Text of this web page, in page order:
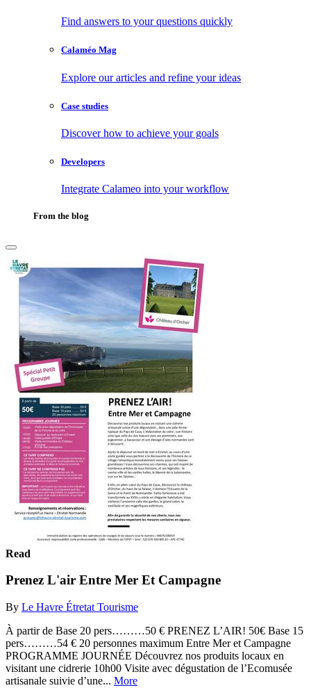
Find answers to your questions quickly
Calaméo Mag
Explore our articles and refine your ideas
Case studies
Discover how to achieve your goals
Developers
Integrate Calameo into your workflow
From the blog
Read
Prenez L'air Entre Mer Et Campagne
By Le Havre Étretat Tourisme
À partir de Base 20 pers………50 € PRENEZ L’AIR! 50€ Base 15
pers………54 € 20 personnes maximum Entre Mer et Campagne
PROGRAMME JOURNÉE Découvrez nos produits locaux en
visitant une cidrerie 10h00 Visite avec dégustation de l’Ecomusée
artisanale suivie d’une... More